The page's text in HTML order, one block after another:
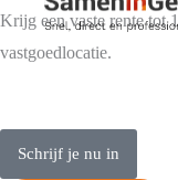
Krijg een vaste rente tot
vastgoedlocatie.
Schrijf je nu in